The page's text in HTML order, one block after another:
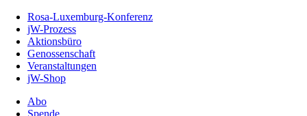
Inhalt
Seite
Rosa-Luxemburg-Konferenz
jW-Prozess
Aktionsbüro
Genossenschaft
Veranstaltungen
jW-Shop
Abo
Spende